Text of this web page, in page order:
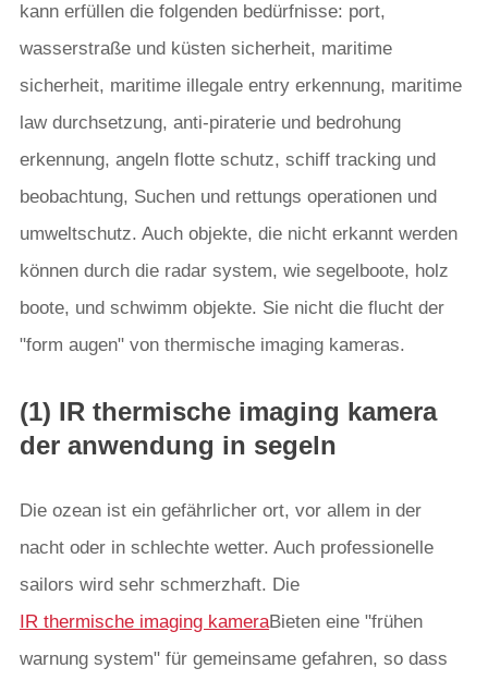
kann erfüllen die folgenden bedürfnisse: port,
wasserstraße und küsten sicherheit, maritime
sicherheit, maritime illegale entry erkennung, maritime
law durchsetzung, anti-piraterie und bedrohung
erkennung, angeln flotte schutz, schiff tracking und
beobachtung, Suchen und rettungs operationen und
umweltschutz. Auch objekte, die nicht erkannt werden
können durch die radar system, wie segelboote, holz
boote, und schwimm objekte. Sie nicht die flucht der
"form augen" von thermische imaging kameras.
(1) IR thermische imaging kamera
der anwendung in segeln
Die ozean ist ein gefährlicher ort, vor allem in der
nacht oder in schlechte wetter. Auch professionelle
sailors wird sehr schmerzhaft. Die
IR thermische imaging kameraBieten eine "frühen
warnung system" für gemeinsame gefahren, so dass